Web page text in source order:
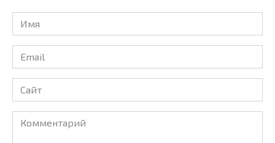
Имя
*
Email
*
Сайт
Комментарий